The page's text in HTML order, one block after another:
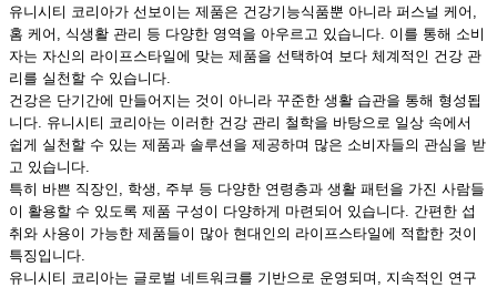
유니시티 코리아가 선보이는 제품은 건강기능식품뿐 아니라 퍼스널 케어,
홈 케어, 식생활 관리 등 다양한 영역을 아우르고 있습니다. 이를 통해 소비
자는 자신의 라이프스타일에 맞는 제품을 선택하여 보다 체계적인 건강 관
리를 실천할 수 있습니다.
건강은 단기간에 만들어지는 것이 아니라 꾸준한 생활 습관을 통해 형성됩
니다. 유니시티 코리아는 이러한 건강 관리 철학을 바탕으로 일상 속에서
쉽게 실천할 수 있는 제품과 솔루션을 제공하며 많은 소비자들의 관심을 받
고 있습니다.
특히 바쁜 직장인, 학생, 주부 등 다양한 연령층과 생활 패턴을 가진 사람들
이 활용할 수 있도록 제품 구성이 다양하게 마련되어 있습니다. 간편한 섭
취와 사용이 가능한 제품들이 많아 현대인의 라이프스타일에 적합한 것이
특징입니다.
유니시티 코리아는 글로벌 네트워크를 기반으로 운영되며, 지속적인 연구